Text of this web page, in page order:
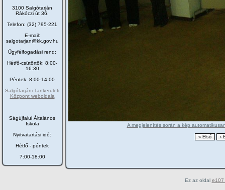
3100 Salgótarján
Rákóczi út 36.
Telefon: (32) 795-221
E-mail:
salgotarjan@kk.gov.hu
Ügyfélfogadási rend:
Hétfő-csütörtök: 8:00-
16:30
Péntek: 8:00-14:00
Salgótarjáni Tankerületi
Központ weboldala
Ságújfalui Általános
Iskola
Nyitvatartási idő:
Hétfő - péntek
7:00-18:00
A megjelenítés során a kép
Ez az oldal e107